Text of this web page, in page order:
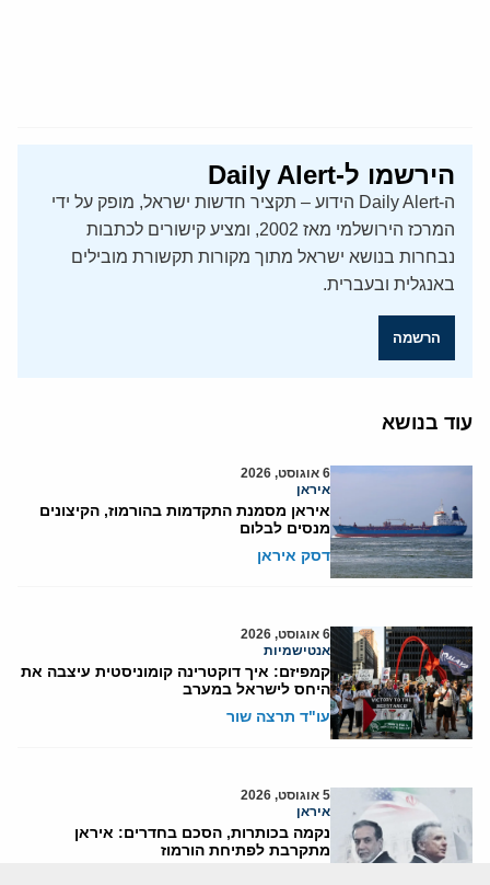
הירשמו ל-Daily Alert
ה-Daily Alert הידוע – תקציר חדשות ישראל, מופק על ידי
המרכז הירושלמי מאז 2002, ומציע קישורים לכתבות
נבחרות בנושא ישראל מתוך מקורות תקשורת מובילים
באנגלית ובעברית.
הרשמה
עוד בנושא
6 אוגוסט, 2026
איראן
איראן מסמנת התקדמות בהורמוז, הקיצונים
מנסים לבלום
דסק איראן
6 אוגוסט, 2026
אנטישמיות
קמפיזם: איך דוקטרינה קומוניסטית עיצבה את
היחס לישראל במערב
עו"ד תרצה שור
5 אוגוסט, 2026
איראן
נקמה בכותרות, הסכם בחדרים: איראן
מתקרבת לפתיחת הורמוז